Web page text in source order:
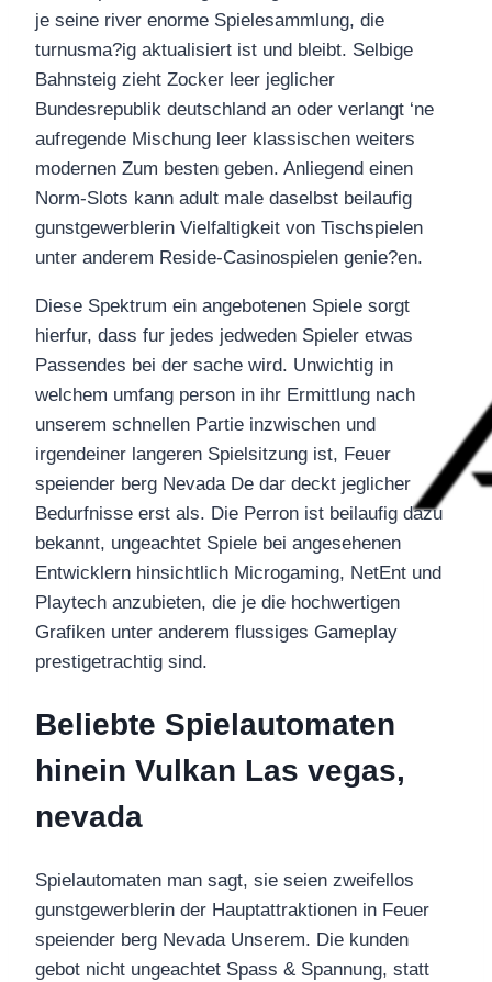
je seine river enorme Spielesammlung, die
turnusma?ig aktualisiert ist und bleibt. Selbige
Bahnsteig zieht Zocker leer jeglicher
Bundesrepublik deutschland an oder verlangt ‘ne
aufregende Mischung leer klassischen weiters
modernen Zum besten geben. Anliegend einen
Norm-Slots kann adult male daselbst beilaufig
gunstgewerblerin Vielfaltigkeit von Tischspielen
unter anderem Reside-Casinospielen genie?en.
Diese Spektrum ein angebotenen Spiele sorgt
hierfur, dass fur jedes jedweden Spieler etwas
Passendes bei der sache wird. Unwichtig in
welchem umfang person in ihr Ermittlung nach
unserem schnellen Partie inzwischen und
irgendeiner langeren Spielsitzung ist, Feuer
speiender berg Nevada De dar deckt jeglicher
Bedurfnisse erst als. Die Perron ist beilaufig dazu
bekannt, ungeachtet Spiele bei angesehenen
Entwicklern hinsichtlich Microgaming, NetEnt und
Playtech anzubieten, die je die hochwertigen
Grafiken unter anderem flussiges Gameplay
prestigetrachtig sind.
Beliebte Spielautomaten
hinein Vulkan Las vegas,
nevada
Spielautomaten man sagt, sie seien zweifellos
gunstgewerblerin der Hauptattraktionen in Feuer
speiender berg Nevada Unserem. Die kunden
gebot nicht ungeachtet Spass & Spannung, statt